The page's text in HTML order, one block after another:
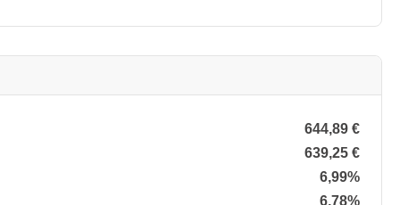
644,89 €
639,25 €
6,99%
6,78%